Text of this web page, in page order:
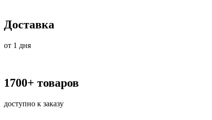
Доставка
от 1 дня
1700+ товаров
доступно к заказу